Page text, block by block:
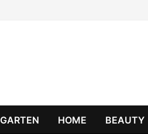
GARTEN HOME BEAUTY